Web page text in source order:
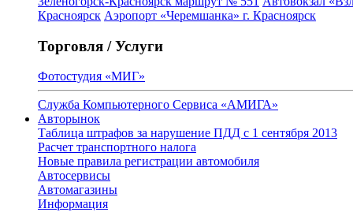
Красноярск Аэропорт «Черемшанка» г. Красноярск
Торговля / Услуги
Фотостудия «МИГ»
Служба Компьютерного Сервиса «АМИГА»
Авторынок
Таблица штрафов за нарушение ПДД с 1 сентября 2013
Расчет транспортного налога
Новые правила регистрации автомобиля
Автосервисы
Автомагазины
Информация